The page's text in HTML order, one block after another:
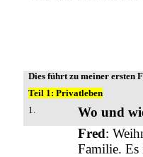
Dies führt zu meiner ersten
Teil 1: Privatleben
1.
Wo und
Fred:
Familie. Es